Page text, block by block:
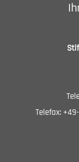
Telefax: